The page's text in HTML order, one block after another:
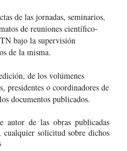
de las jornadas, seminarios,
de reuniones científico-
bajo la supervisión
de la misma.
de los volúmenes
presidentes o coordinadores de
documentos publicados.
autor de las obras publicadas
cualquier solicitud sobre dichos